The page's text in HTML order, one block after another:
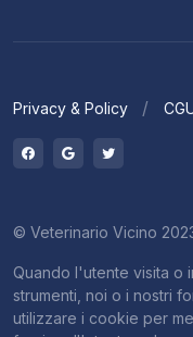
Privacy & Policy
© Veterinario Vicino
Quando l'utente visita o
strumenti, noi o i nostri
utilizzare i cookie per